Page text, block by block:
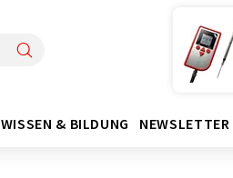
WISSEN & BILDUNG NEWSLETTER